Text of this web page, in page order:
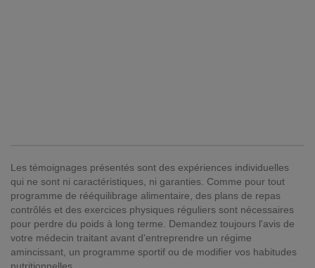
Les témoignages présentés sont des expériences individuelles
qui ne sont ni caractéristiques, ni garanties. Comme pour tout
programme de rééquilibrage alimentaire, des plans de repas
contrôlés et des exercices physiques réguliers sont nécessaires
pour perdre du poids à long terme. Demandez toujours l'avis de
votre médecin traitant avant d'entreprendre un régime
amincissant, un programme sportif ou de modifier vos habitudes